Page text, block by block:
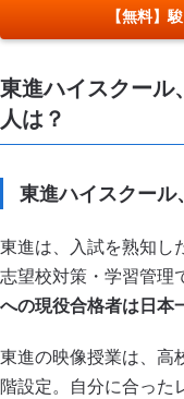
【無料】
東進ハイスクール
人は？
東進ハイスクー
東進は、入試を熟知し
志望校対策・学習管理
への現役合格者は日本
東進の映像授業は、高
階設定。自分に合った